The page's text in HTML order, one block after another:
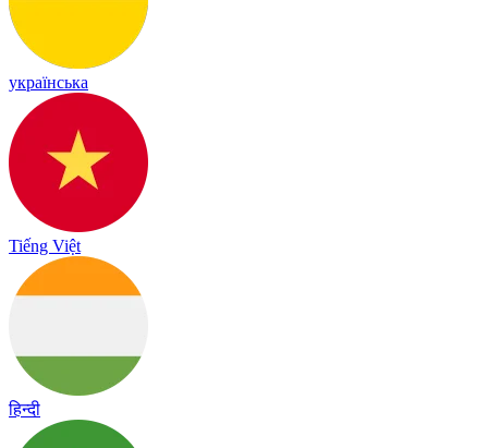
українська
Tiếng Việt
हिन्दी